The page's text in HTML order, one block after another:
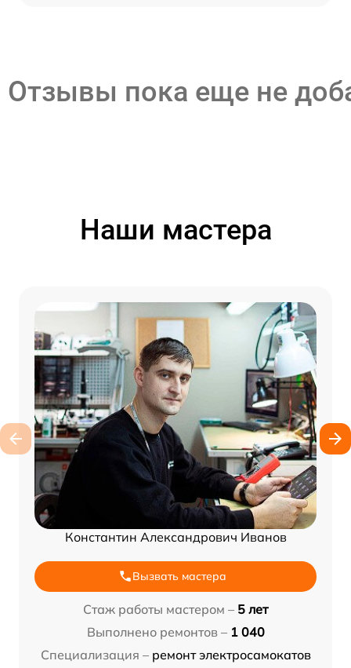
Отзывы пока еще не
Наши мастера
Константин Александрович Иванов
Вызвать мастера
Стаж работы мастером – 5 лет
Выполнено ремонтов – 1 040
Специализация – ремонт электросамокатов